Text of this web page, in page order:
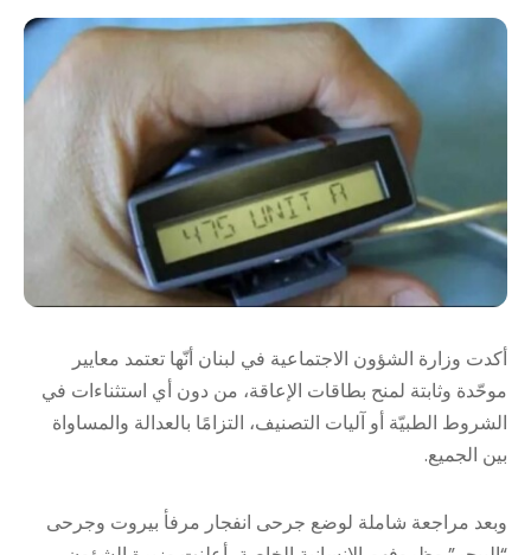
أكدت وزارة الشؤون الاجتماعية في لبنان أنّها تعتمد معايير
موحّدة وثابتة لمنح بطاقات الإعاقة، من دون أي استثناءات في
الشروط الطبيّة أو آليات التصنيف، التزامًا بالعدالة والمساواة
بين الجميع.
وبعد مراجعة شاملة لوضع جرحى انفجار مرفأ بيروت وجرحى